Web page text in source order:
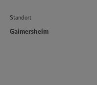
Standort
Gaimersheim